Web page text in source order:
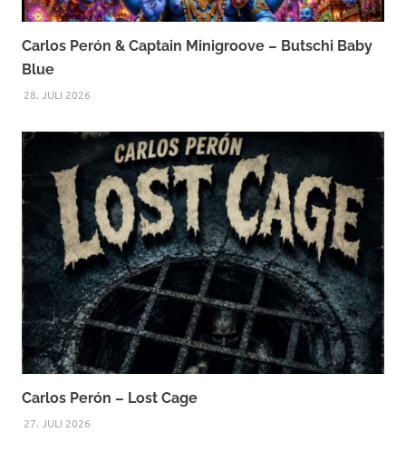
Carlos Perón & Captain Minigroove – Butschi Baby
Blue
28. JULI 2026
Carlos Perón – Lost Cage
27. JULI 2026